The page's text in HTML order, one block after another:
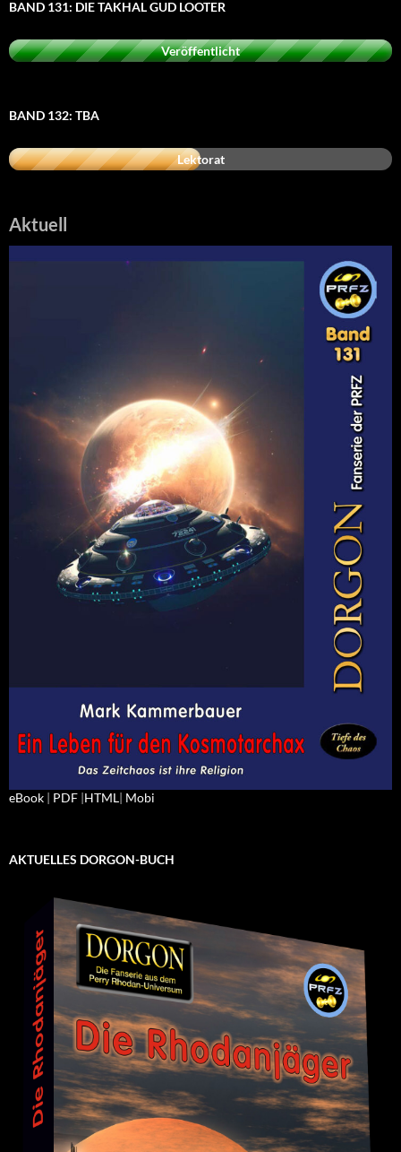
BAND 131: DIE TAKHAL GUD LOOTER
Veröffentlicht
BAND 132: TBA
Lektorat
Aktuell
eBook PDF HTML Mobi
AKTUELLES DORGON-BUCH